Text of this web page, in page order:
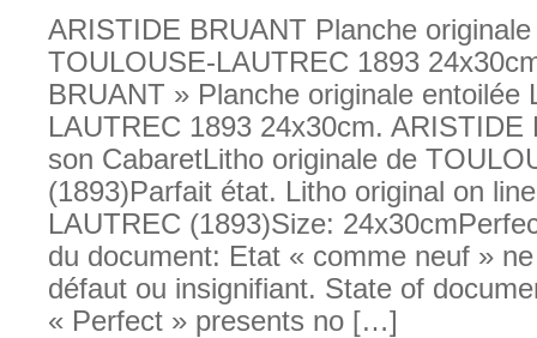
ARISTIDE BRUANT Planche
TOULOUSE-LAUTREC 1893
BRUANT » Planche originale entoilée
LAUTREC 1893 24x30cm. ARISTIDE
son CabaretLitho originale de
(1893)Parfait état. Litho original on
LAUTREC (1893)Size:
du document: Etat « comme neuf »
défaut ou insignifiant. State of
« Perfect » presents no […]